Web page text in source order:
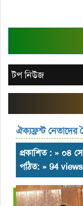
টপ নিউজ
ঐক্যফ্রন্ট নেতাদের
প্রকাশিত : » ০৪
পঠিত: » 94 views